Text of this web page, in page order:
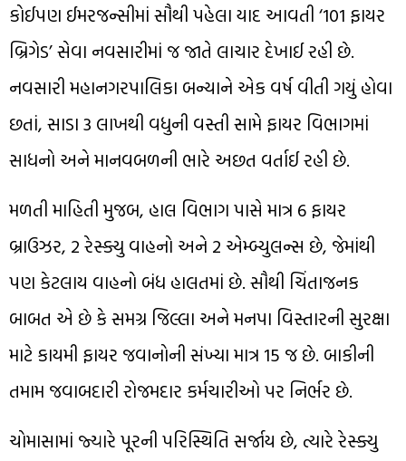
કોઈપણ ઈમરજન્સીમાં સૌથી પહેલા યાદ આવતી ‘101 ફાયર
બ્રિગેડ’ સેવા નવસારીમાં જ જાતે લાચાર દેખાઈ રહી છે.
નવસારી મહાનગરપાલિકા બન્યાને એક વર્ષ વીતી ગયું હોવા
છતાં, સાડા 3 લાખથી વધુની વસ્તી સામે ફાયર વિભાગમાં
સાધનો અને માનવબળની ભારે અછત વર્તાઈ રહી છે.
મળતી માહિતી મુજબ, હાલ વિભાગ પાસે માત્ર 6 ફાયર
બ્રાઉઝર, 2 રેસ્ક્યુ વાહનો અને 2 એમ્બ્યુલન્સ છે, જેમાંથી
પણ કેટલાય વાહનો બંધ હાલતમાં છે. સૌથી ચિંતાજનક
બાબત એ છે કે સમગ્ર જિલ્લા અને મનપા વિસ્તારની સુરક્ષા
માટે કાયમી ફાયર જવાનોની સંખ્યા માત્ર 15 જ છે. બાકીની
તમામ જવાબદારી રોજમદાર કર્મચારીઓ પર નિર્ભર છે.
ચોમાસામાં જ્યારે પૂરની પરિસ્થિતિ સર્જાય છે, ત્યારે રેસ્ક્યુ